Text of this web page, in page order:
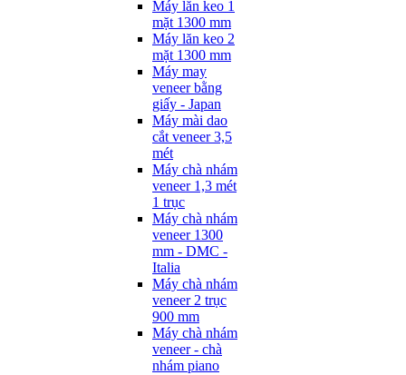
Máy lăn keo 1
mặt 1300 mm
Máy lăn keo 2
mặt 1300 mm
Máy may
veneer bằng
giấy - Japan
Máy mài dao
cắt veneer 3,5
mét
Máy chà nhám
veneer 1,3 mét
1 trục
Máy chà nhám
veneer 1300
mm - DMC -
Italia
Máy chà nhám
veneer 2 trục
900 mm
Máy chà nhám
veneer - chà
nhám piano